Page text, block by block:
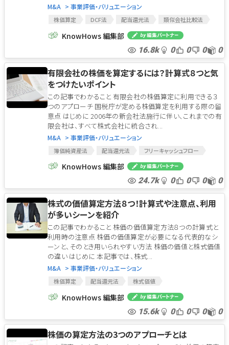
M&A > 事業評価・バリュエーション
株価算定 DCF法 配当還元法
類似会社比較法
株式価値
マーケット・アプローチ
コスト・アプローチ
配当還元方式
純資産価額方式
株価算定書
株式市価法
純資産法
KnowHows 編集部
16.8k 0 0 0 0
有限会社の株価を算定するには？計算式８つと気
をつけたいポイント
この記事でわかること 有限会社の株価算定に利用できる３
つのアプローチ 国税庁が定める株価算定を利用する際の留
意点 はじめに 2006年の新会社法施行に伴い、これまでの有
限会社は、すべて株式会社に統合され...
M&A > 事業評価・バリュエーション
簿価純資産法 配当還元法
フリーキャッシュフロー
マーケット・アプローチ
コスト・アプローチ
配当還元方式
純資産価額方式
修正純資産法
エクイティDCF法
類似会社比準方式
簿価純資産法
配当還元法
フリーキャッシュフロー
マーケット・アプローチ
コスト・アプローチ
インカム・アプローチ
配当還元方式
純資産価額方式
類似業種比準方式
修正純資産法
エクイティDCF法 類似会社比準方式
KnowHows 編集部
24.7k 0 0 0 0
株式の価値算定方法８つ！計算式や注意点、利用
が多いシーンを紹介
この記事でわかること 株価の価値算定方法８つの計算式と
利用時の注意点 株価の価値算定が必要になる代表的なシ
ーンと、そのとき用いられやすい方法 株価の価値と株式価値
の違い はじめに 本記事では、株式...
M&A > 事業評価・バリュエーション
株価算定 配当還元法
株式価値
マーケット・アプローチ
コスト・アプローチ
純資産価額方式
株価倍率法
修正純資産法
株式市価法
エクイティDCF法 DDM法
株価算定
配当還元法
株式価値
マーケット・アプローチ
KnowHows 編集部
15.6k 0 0 0 0
株価の算定方法の3つのアプローチとは